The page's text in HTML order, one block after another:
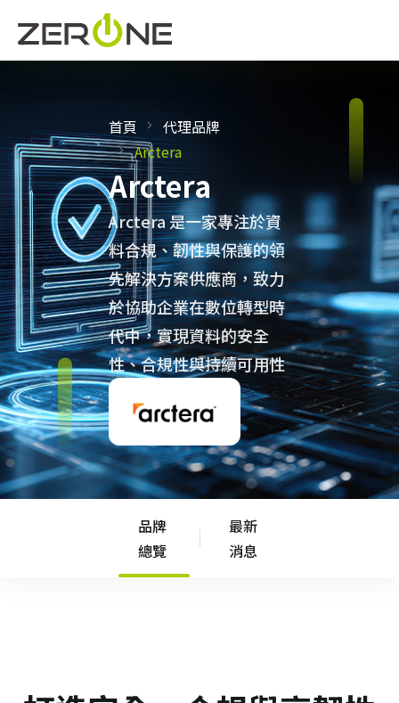
首頁
代理品牌
Arctera
Arctera
Arctera 是一家專注於資
料合規、韌性與保護的領
先解決方案供應商，致力
於協助企業在數位轉型時
代中，實現資料的安全
性、合規性與持續可用性
品牌
總覽
最新
消息